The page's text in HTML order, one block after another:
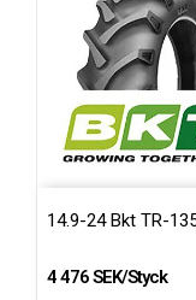
14.9-24 Bkt TR-
4 476 SEK/Styck